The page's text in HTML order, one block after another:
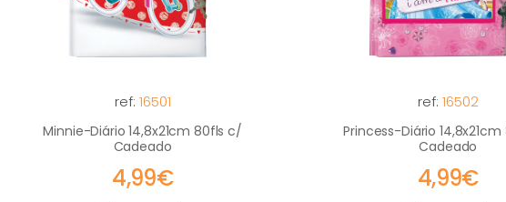
ref: 16501
Minnie-Diário 14,8x21cm 80fls c/
Cadeado
4,99€
ref: 16502
Princess-Diário
Cadeado
4,99€